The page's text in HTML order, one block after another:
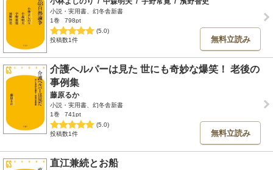
小説・実用書、幻冬舎新書
1巻
798pt
(5.0)
投稿数1件
無料立読み
介護ヘルパーは見た 世にも奇妙な爆笑！ 老後の
事例集
藤原るか
小説・実用書、幻冬舎新書
1巻
741pt
(5.0)
投稿数1件
無料立読み
直江兼続とお船